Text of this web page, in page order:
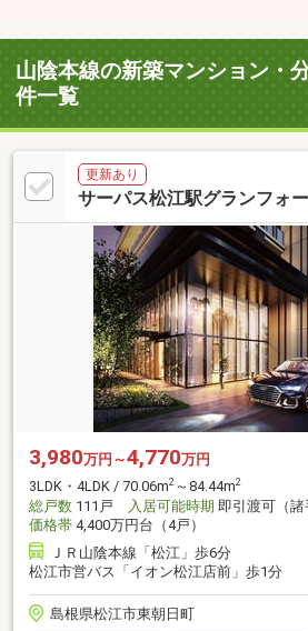
山陰本線の新築マンション・
件一覧
更新あり
サーパス松江駅グランフォ
3,980万円～4,770万円
3LDK・4LDK / 70.06m2 ～84.44m2
総戸数 111戸 入居可能時期 即引渡可（諸
価格帯 4,400万円台（4戸）
ＪＲ山陰本線「松江」歩6分
松江市営バス「イオン松江店前」歩1分
島根県松江市東朝日町